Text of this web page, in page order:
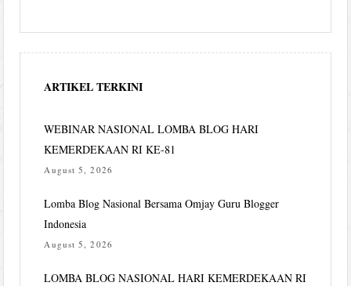
ARTIKEL TERKINI
WEBINAR NASIONAL LOMBA BLOG HARI
KEMERDEKAAN RI KE-81
August 5, 2026
Lomba Blog Nasional Bersama Omjay Guru Blogger
Indonesia
August 5, 2026
LOMBA BLOG NASIONAL HARI KEMERDEKAAN RI